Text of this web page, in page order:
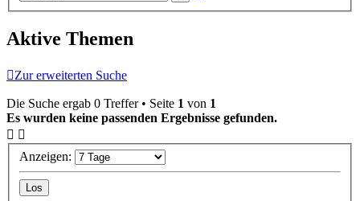
Aktive Themen
Zur erweiterten Suche
Die Suche ergab 0 Treffer • Seite 1 von 1
Es wurden keine passenden Ergebnisse gefunden.
Anzeigen: